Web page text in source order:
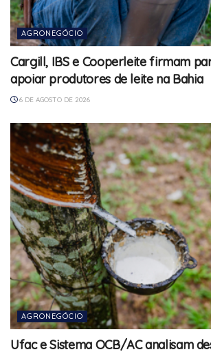
AGRONEGÓCIO
Cargill, IBS e Cooperleite firmam
apoiar produtores de leite na Bahia
6 DE AGOSTO DE 2026
AGRONEGÓCIO
Ufac e Sistema OCB/AC analisam